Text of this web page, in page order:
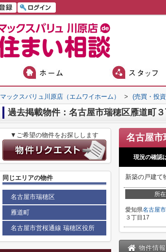
マックスバリュ川原店（エムワイホーム） > (売買・投
過去掲載物件：名古屋市瑞穂区雁道町
現況の確認
新築の戸建て
所
愛知県名古屋
３丁目17
物件情報
▼ご希望の物件をお探しします
同じエリアの物件
名古屋市瑞穂区
雁道町
名古屋市営桜通線 瑞穂区役所